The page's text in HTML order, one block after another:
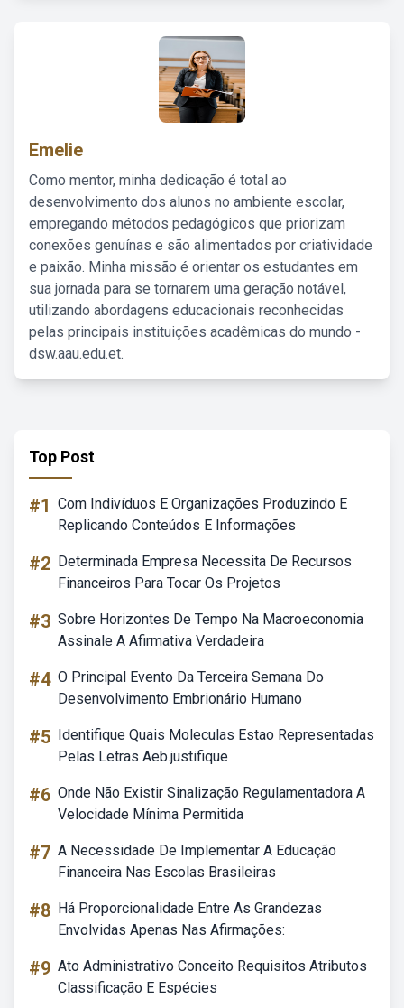
Emelie
Como mentor, minha dedicação é total ao
desenvolvimento dos alunos no ambiente escolar,
empregando métodos pedagógicos que priorizam
conexões genuínas e são alimentados por criatividade
e paixão. Minha missão é orientar os estudantes em
sua jornada para se tornarem uma geração notável,
utilizando abordagens educacionais reconhecidas
pelas principais instituições acadêmicas do mundo -
dsw.aau.edu.et.
Top Post
#1 Com Indivíduos E Organizações Produzindo E
Replicando Conteúdos E Informações
#2 Determinada Empresa Necessita De Recursos
Financeiros Para Tocar Os Projetos
#3 Sobre Horizontes De Tempo Na Macroeconomia
Assinale A Afirmativa Verdadeira
#4 O Principal Evento Da Terceira Semana Do
Desenvolvimento Embrionário Humano
#5 Identifique Quais Moleculas Estao Representadas
Pelas Letras Aeb.justifique
#6 Onde Não Existir Sinalização Regulamentadora A
Velocidade Mínima Permitida
#7 A Necessidade De Implementar A Educação
Financeira Nas Escolas Brasileiras
#8 Há Proporcionalidade Entre As Grandezas
Envolvidas Apenas Nas Afirmações:
#9 Ato Administrativo Conceito Requisitos Atributos
Classificação E Espécies